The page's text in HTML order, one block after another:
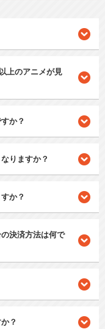
上のアニメが見
か？
りますか？
か？
決済方法は何で
？